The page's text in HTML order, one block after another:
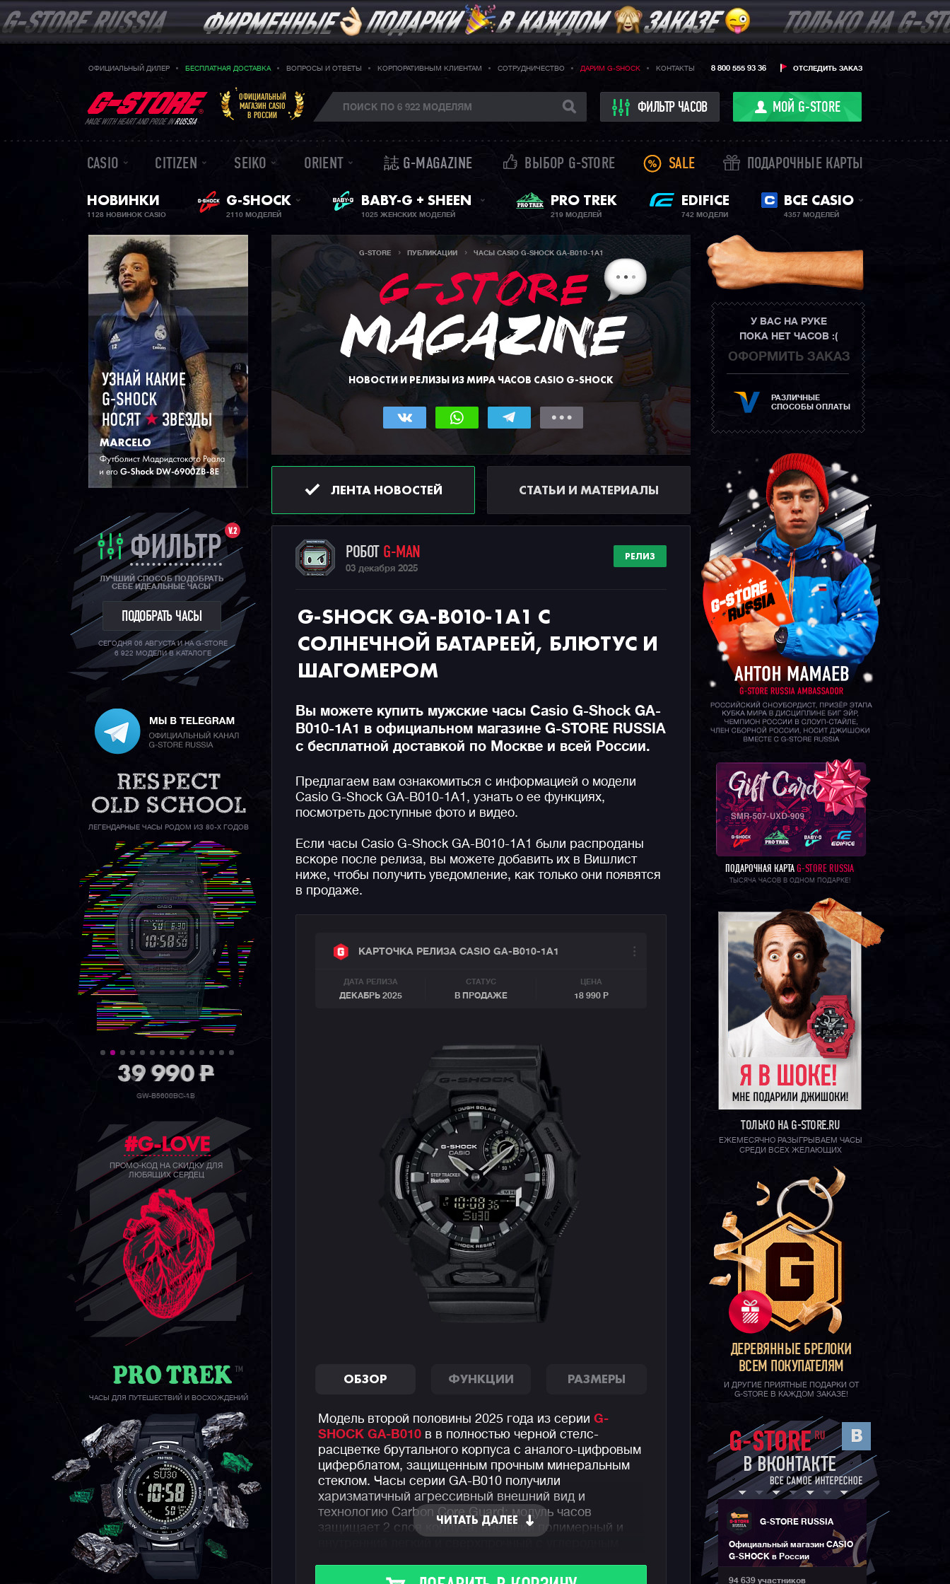
ОФИЦИАЛЬНЫЙ ДИЛЕР БЕСПЛАТНАЯ ДОСТАВКА ВОПРОСЫ И ОТВЕТЫ КОРПОРАТИВНЫМ КЛИЕНТАМ СОТРУДНИЧЕСТВО ДАРИМ G-SHOCK КОНТАКТЫ ОТСЛЕДИТЬ ЗАКАЗ
8 800 555 93 36
MADE WITH HEART AND PRIDE INRUSSIA
ОФИЦИАЛЬНЫЙ
МАГАЗИН CASIO
В РОССИИ
ФИЛЬТР ЧАСОВ МОЙ G-STORE
CASIO CITIZEN SEIKO ORIENT 誌 G-MAGAZINE ВЫБОР G-STORE SALE ПОДАРОЧНЫЕ КАРТЫ
НОВИНКИ
1128 НОВИНОК CASIO
G-SHOCK
2110 МОДЕЛЕЙ
ЖЕНСКИЕ ЧАСЫ
BABY-G + SHEEN
1025 ЖЕНСКИХ МОДЕЛЕЙ
PRO TREK
219 МОДЕЛЕЙ
EDIFICE
742 МОДЕЛИ
ВСЕ CASIO
4357 МОДЕЛЕЙ
V.2
ФИЛЬТР
ЛУЧШИЙ СПОСОБ ПОДОБРАТЬ
СЕБЕ ИДЕАЛЬНЫЕ ЧАСЫ
ПОДОБРАТЬ ЧАСЫ
СЕГОДНЯ 06 АВГУСТА И НА G-STORE
6 922 МОДЕЛИ В КАТАЛОГЕ
ЛЕГЕНДАРНЫЕ ЧАСЫ РОДОМ ИЗ 80-Х ГОДОВ
39 990P
GW-B5600BC-1B
#G-LOVE
ПРОМО-КОД НА СКИДКУ ДЛЯ
ЛЮБЯЩИХ СЕРДЕЦ
ЧАСЫ ДЛЯ ПУТЕШЕСТВИЙ И ВОСХОЖДЕНИЙ
G-STORE ПУБЛИКАЦИИ ЧАСЫ CASIO G-SHOCK GA-B010-1A1
НОВОСТИ И РЕЛИЗЫ ИЗ МИРА ЧАСОВ CASIO G-SHOCK
ЛЕНТА НОВОСТЕЙ СТАТЬИ И МАТЕРИАЛЫ
РОБОТ G-MAN
03 декабря 2025
РЕЛИЗ
G-SHOCK GA-B010-1A1 С
СОЛНЕЧНОЙ БАТАРЕЕЙ, БЛЮТУС И
ШАГОМЕРОМ
Вы можете купить мужские часы Casio G-Shock GA-
B010-1A1 в официальном магазине G-STORE RUSSIA
с бесплатной доставкой по Москве и всей России.
Предлагаем вам ознакомиться с информацией о модели
Casio G-Shock GA-B010-1A1, узнать о ее функциях,
посмотреть доступные фото и видео.
Если часы Casio G-Shock GA-B010-1A1 были распроданы
вскоре после релиза, вы можете добавить их в Вишлист
ниже, чтобы получить уведомление, как только они появятся
в продаже.
КАРТОЧКА РЕЛИЗА CASIO GA-B010-1A1
ДАТА РЕЛИЗА
ДЕКАБРЬ 2025
СТАТУС
В ПРОДАЖЕ
ЦЕНА
18 990 Р
ОБЗОР ФУНКЦИИ РАЗМЕРЫ
Модель второй половины 2025 года из серии G-
SHOCK GA-B010 в в полностью черной стелс-
расцветке брутального корпуса с аналого-цифровым
циферблатом, защищенным прочным минеральным
стеклом. Часы серии GA-B010 получили
харизматичный агрессивный внешний вид и
технологию Carbon Core Guard: модуль часов
защищает 2 слоя корпуса, внешний полимерный и
ЧИТАТЬ ДАЛЕЕ
У ВАС НА РУКЕ
ПОКА НЕТ ЧАСОВ :(
ОФОРМИТЬ ЗАКАЗ
РАЗЛИЧНЫЕ
СПОСОБЫ ОПЛАТЫ
ПОДАРОЧНАЯ КАРТА G-STORE RUSSIA
ТЫСЯЧА ЧАСОВ В ОДНОМ ПОДАРКЕ!
ТОЛЬКО НА G-STORE.RU
ЕЖЕМЕСЯЧНО РАЗЫГРЫВАЕМ ЧАСЫ
СРЕДИ ВСЕХ ЖЕЛАЮЩИХ
ДЕРЕВЯННЫЕ БРЕЛОКИ
ВСЕМ ПОКУПАТЕЛЯМ
И ДРУГИЕ ПРИЯТНЫЕ ПОДАРКИ ОТ
G-STORE В КАЖДОМ ЗАКАЗЕ!
G-STORE RUSSIA
Официальный магазин CASIO
G-SHOCK в России
94 639 участников